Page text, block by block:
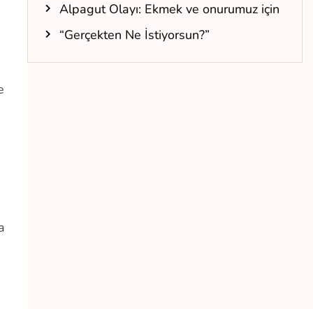
Alpagut Olayı: Ekmek ve onurumuz için
“Gerçekten Ne İstiyorsun?”